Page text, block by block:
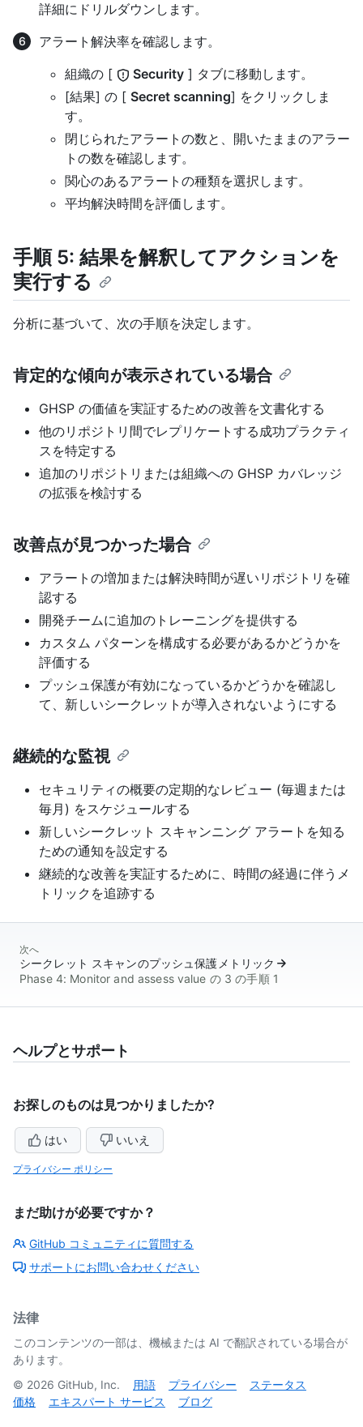
詳細にドリルダウンします。
アラート解決率を確認します。
組織の [
Security ] タブに移動します。
[結果] の [ Secret scanning] をクリックしま
す。
閉じられたアラートの数と、開いたままのアラー
トの数を確認します。
関心のあるアラートの種類を選択します。
平均解決時間を評価します。
手順 5: 結果を解釈してアクションを
実行する
分析に基づいて、次の手順を決定します。
肯定的な傾向が表示されている場合
GHSP の価値を実証するための改善を文書化する
他のリポジトリ間でレプリケートする成功プラクティ
スを特定する
追加のリポジトリまたは組織への GHSP カバレッジ
の拡張を検討する
改善点が見つかった場合
アラートの増加または解決時間が遅いリポジトリを確
認する
開発チームに追加のトレーニングを提供する
カスタム パターンを構成する必要があるかどうかを
評価する
プッシュ保護が有効になっているかどうかを確認し
て、新しいシークレットが導入されないようにする
継続的な監視
セキュリティの概要の定期的なレビュー (毎週または
毎月) をスケジュールする
新しいシークレット スキャンニング アラートを知る
ための通知を設定する
継続的な改善を実証するために、時間の経過に伴うメ
トリックを追跡する
次へ
シークレット スキャンのプッシュ保護メトリック
Phase 4: Monitor and assess value の 3 の手順 1
ヘルプとサポート
お探しのものは見つかりましたか?
はい いいえ
プライバシー ポリシー
まだ助けが必要ですか？
GitHub コミュニティに質問する
サポートにお問い合わせください
法律
このコンテンツの一部は、機械または AI で翻訳されている場合が
あります。
© 2026 GitHub, Inc. 用語 プライバシー
ステータス
価格
エキスパート サービス ブログ